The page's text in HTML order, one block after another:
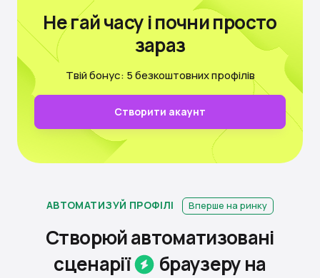
Не гай часуі почни просто
зараз
Твій бонус: 5 безкоштовних профілів
Створити акаунт
АВТОМАТИЗУЙ ПРОФІЛІ Вперше на ринку
Створюй автоматизовані
сценарії
браузеру на